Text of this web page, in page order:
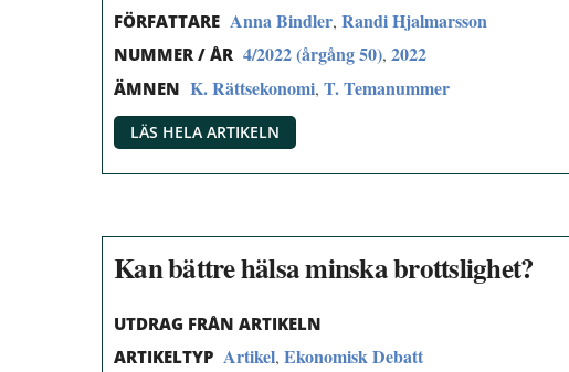
FÖRFATTARE Anna Bindler, Randi Hjalmarsson
NUMMER / ÅR 4/2022 (årgång 50), 2022
ÄMNEN K. Rättsekonomi, T. Temanummer
LÄS HELA ARTIKELN
Kan bättre hälsa minska brottslighet?
UTDRAG FRÅN ARTIKELN
ARTIKELTYP Artikel, Ekonomisk Debatt